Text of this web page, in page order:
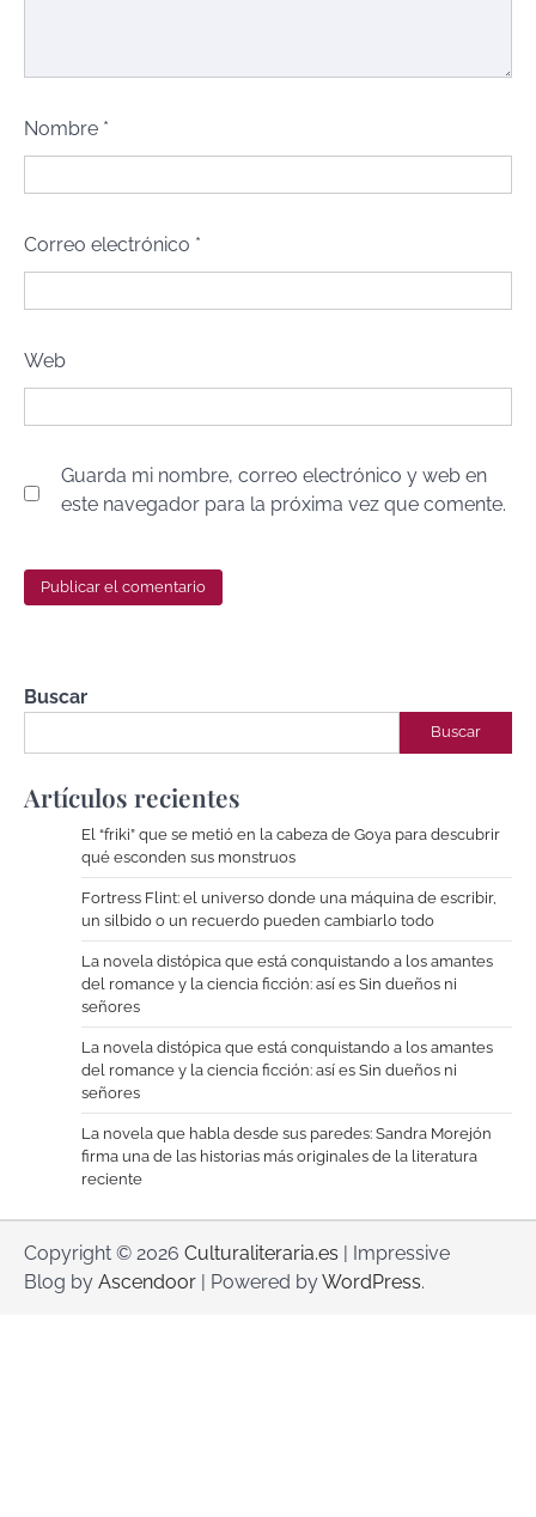
Nombre *
Correo electrónico *
Web
Guarda mi nombre, correo electrónico y web en
este navegador para la próxima vez que comente.
Buscar
Buscar
Artículos recientes
El “friki” que se metió en la cabeza de Goya para descubrir
qué esconden sus monstruos
Fortress Flint: el universo donde una máquina de escribir,
un silbido o un recuerdo pueden cambiarlo todo
La novela distópica que está conquistando a los amantes
del romance y la ciencia ficción: así es Sin dueños ni
señores
La novela distópica que está conquistando a los amantes
del romance y la ciencia ficción: así es Sin dueños ni
señores
La novela que habla desde sus paredes: Sandra Morejón
firma una de las historias más originales de la literatura
reciente
Copyright © 2026 Culturaliteraria.es | Impressive
Blog by Ascendoor | Powered byWordPress.